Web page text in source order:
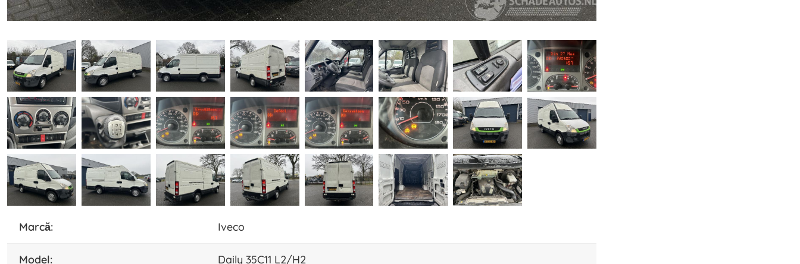
marcă: Iveco
model: Daily 35C11 L2/H2